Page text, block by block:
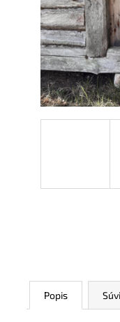
Popis
ZAVINOVACÍ
SVETER
€72,90